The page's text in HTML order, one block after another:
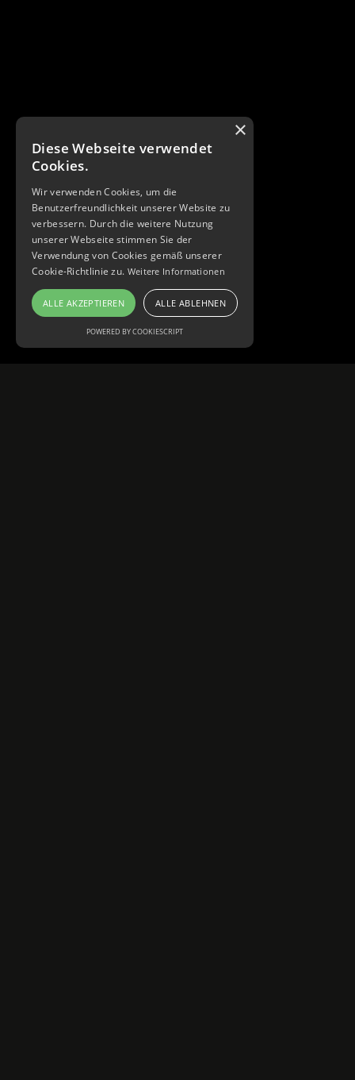
×
Diese Webseite verwendet
Cookies.
Wir verwenden Cookies, um die
Benutzerfreundlichkeit unserer Website zu
verbessern. Durch die weitere Nutzung
unserer Webseite stimmen Sie der
Verwendung von Cookies gemäß unserer
Cookie-Richtlinie zu. Weitere Informationen
ALLE AKZEPTIEREN ALLE ABLEHNEN
POWERED BY COOKIESCRIPT